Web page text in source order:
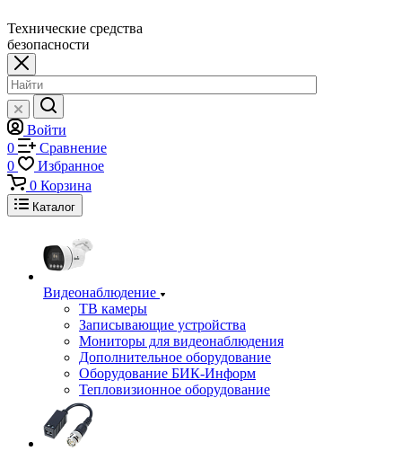
Технические средства
безопасности
Войти
0
Сравнение
0
Избранное
0 Корзина
Каталог
Видеонаблюдение
ТВ камеры
Записывающие устройства
Мониторы для видеонаблюдения
Дополнительное оборудование
Оборудование БИК-Информ
Тепловизионное оборудование